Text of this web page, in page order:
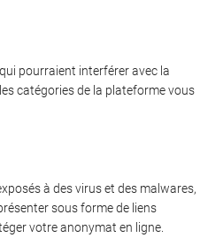
pourraient interférer avec la
catégories de la plateforme vous
à des virus et des malwares,
sous forme de liens
votre anonymat en ligne.